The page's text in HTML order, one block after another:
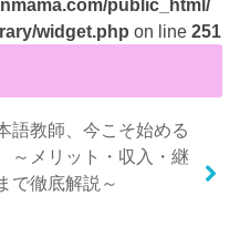
widget.php on line251
語教師、今こそ始める
メリット・収入・継
で徹底解説～